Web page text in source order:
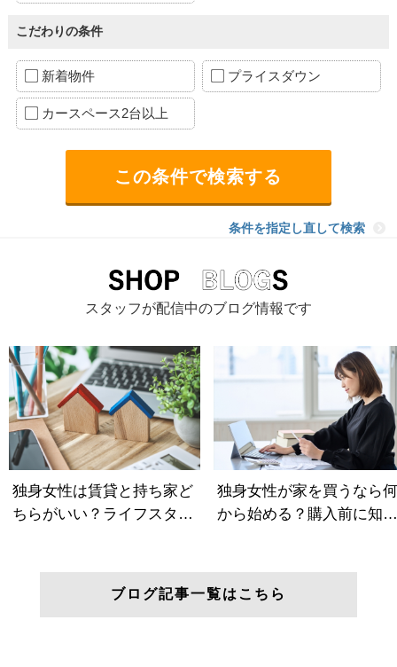
こだわりの条件
新着物件 プライスダウン
カースペース2台以上
条件を指定し直して検索
スタッフが配信中のブログ情報です
ブログ記事一覧はこちら